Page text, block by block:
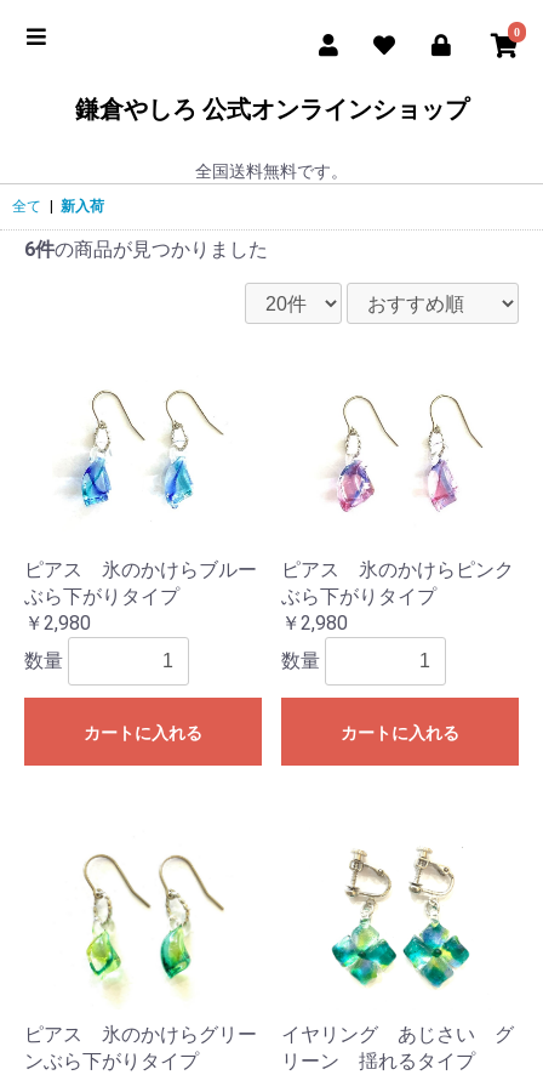
0
鎌倉やしろ 公式オンラインショップ
全国送料無料です。
全て 新入荷
6件の商品が見つかりました
ピアス 氷のかけらブルー
ぶら下がりタイプ
￥2,980
数量
カートに入れる
ピアス 氷のかけらピンク
ぶら下がりタイプ
￥2,980
数量
カートに入れる
ピアス 氷のかけらグリー
ンぶら下がりタイプ
イヤリング あじさい グ
リーン 揺れるタイプ